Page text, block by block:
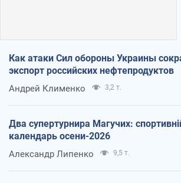
Как атаки Сил обороны Украины
экспорт российских нефтепродуктов
Андрей Клименко 3,2 т.
Два супертурнира Магучих:
календарь осени-2026
Александр Липенко 9,5 т.